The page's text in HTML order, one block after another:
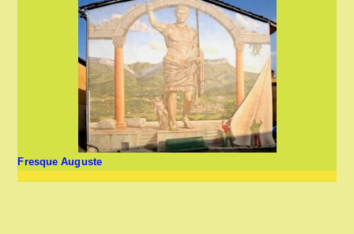
Fresque Auguste